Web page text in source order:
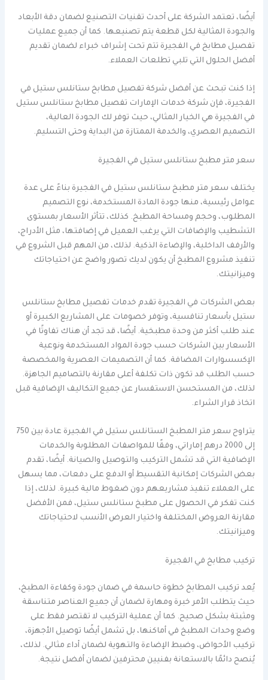
أيضًا، تعتمد الشركة على أحدث تقنيات التصنيع لضمان دقة الأبعاد
والجودة المثالية لكل قطعة يتم تصنيعها. كما أن جميع عمليات
تفصيل مطابخ في الفجيرة تتم تحت إشراف خبراء لضمان تقديم
أفضل الحلول التي تلبي تطلعات العملاء.
إذا كنت تبحث عن أفضل شركة تفصيل مطابخ ستانلس ستيل في
الفجيرة، فإن شركة خدمات الإمارات تفصيل مطابخ ستانلس ستيل
في الفجيرة هي الخيار المثالي، حيث توفر لك الجودة العالية،
التصميم العصري، والخدمة الممتازة من البداية وحتى التسليم.
سعر متر مطبخ ستانلس ستيل في الفجيرة
يختلف سعر متر مطبخ ستانلس ستيل في الفجيرة بناءً على عدة
عوامل رئيسية، منها جودة المادة المستخدمة، نوع التصميم
المطلوب، وحجم ومساحة المطبخ. كذلك، تتأثر الأسعار بمستوى
التشطيب والإضافات التي يرغب العميل في إضافتها، مثل الأدراج،
والأرفف الداخلية، والإضاءة الذكية. لذلك، من المهم قبل الشروع في
تنفيذ مشروع المطبخ أن يكون لديك تصور واضح عن احتياجاتك
وميزانيتك.
بعض الشركات في الفجيرة تقدم خدمات تفصيل مطابخ ستانلس
ستيل بأسعار تنافسية، وتوفر خصومات على المشاريع الكبيرة أو
عند طلب أكثر من وحدة مطبخية. أيضًا، قد تجد أن هناك تفاوتًا في
الأسعار بين الشركات حسب جودة المواد المستخدمة ونوعية
الإكسسوارات المضافة. كما أن التصميمات العصرية والمخصصة
حسب الطلب قد تكون ذات تكلفة أعلى مقارنة بالتصاميم الجاهزة.
لذلك، من المستحسن الاستفسار عن جميع التكاليف الإضافية قبل
اتخاذ قرار الشراء.
يتراوح سعر متر المطبخ الستانلس ستيل في الفجيرة عادة بين 750
إلى 2000 درهم إماراتي، وفقًا للمواصفات المطلوبة والخدمات
الإضافية التي قد تشمل التركيب والتوصيل والصيانة. أيضًا، تقدم
بعض الشركات إمكانية التقسيط أو الدفع على دفعات، مما يسهل
على العملاء تنفيذ مشاريعهم دون ضغوط مالية كبيرة. لذلك، إذا
كنت تفكر في الحصول على مطبخ ستانلس ستيل، فمن الأفضل
مقارنة العروض المختلفة واختيار العرض الأنسب لاحتياجاتك
وميزانيتك.
تركيب مطابخ في الفجيرة
يُعد تركيب المطابخ خطوة حاسمة في ضمان جودة وكفاءة المطبخ،
حيث يتطلب الأمر خبرة ومهارة لضمان أن جميع العناصر متناسقة
ومثبتة بشكل صحيح. كما أن عملية التركيب لا تقتصر فقط على
وضع وحدات المطبخ في أماكنها، بل تشمل أيضًا توصيل الأجهزة،
تركيب الأحواض، وضبط الإضاءة والتهوية لضمان أداء مثالي. لذلك،
يُنصح دائمًا بالاستعانة بفنيين محترفين لضمان أفضل نتيجة.